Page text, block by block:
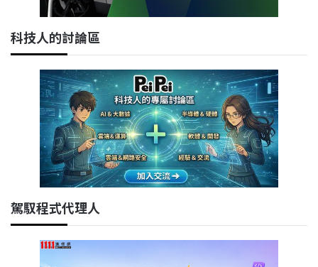
科技人的討論區
駕馭程式代理人